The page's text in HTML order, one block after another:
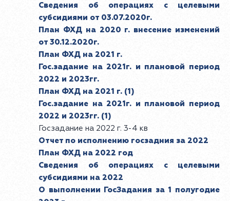
Сведения об операциях с целевыми
субсидиями от 03.07.2020г.
План ФХД на 2020 г. внесение изменений
от 30.12.2020г.
План ФХД на 2021 г.
Гос.задание на 2021г. и плановой период
2022 и 2023гг.
План ФХД на 2021 г. (1)
Гос.задание на 2021г. и плановой период
2022 и 2023гг. (1)
Госзадание на 2022 г. 3-4 кв
Отчет по исполнению госзадния за 2022
План ФХД на 2022 год
Сведения об операциях с целевыми
субсидиями на 2022
О выполнении ГосЗадания за 1 полугодие